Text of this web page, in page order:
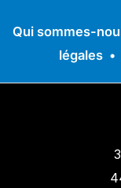
Qui sommes-
légales •